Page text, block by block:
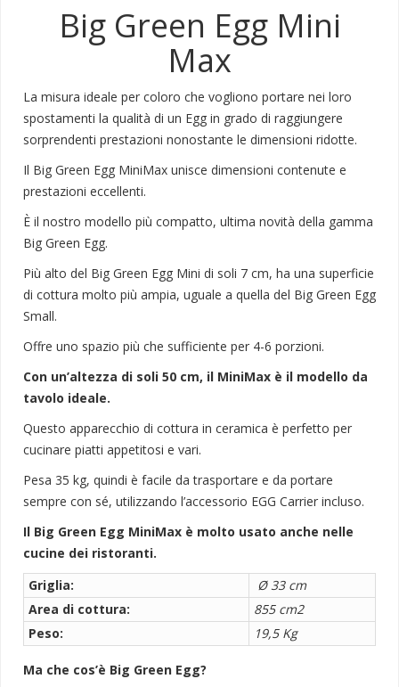
Big Green Egg Mini
Max
La misura ideale per coloro che vogliono portare nei loro
spostamenti la qualità di un Egg in grado di raggiungere
sorprendenti prestazioni nonostante le dimensioni ridotte.
Il Big Green Egg MiniMax unisce dimensioni contenute e
prestazioni eccellenti.
È il nostro modello più compatto, ultima novità della gamma
Big Green Egg.
Più alto del Big Green Egg Mini di soli 7 cm, ha una superficie
di cottura molto più ampia, uguale a quella del Big Green Egg
Small.
Offre uno spazio più che sufficiente per 4-6 porzioni.
Con un’altezza di soli 50 cm, il MiniMax è il modello da
tavolo ideale.
Questo apparecchio di cottura in ceramica è perfetto per
cucinare piatti appetitosi e vari.
Pesa 35 kg, quindi è facile da trasportare e da portare
sempre con sé, utilizzando l’accessorio EGG Carrier incluso.
Il Big Green Egg MiniMax è molto usato anche nelle
cucine dei ristoranti.
Griglia:
Ø 33 cm
Area di cottura:
855 cm2
Peso:
19,5 Kg
Ma che cos’è Big Green Egg?